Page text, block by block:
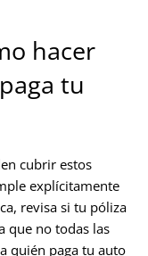
hacer
tu
cubrir estos
explícitamente
revisa si tu póliza
que no todas las
quién paga tu auto